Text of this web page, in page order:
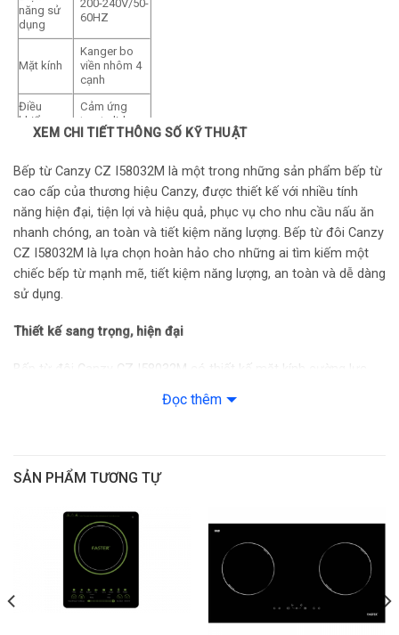
năng sử
dụng
200-240V/50-
60HZ
Mặt kính
Kanger bo
viền nhôm 4
cạnh
Điều
khiển
Cảm ứng
trượt slide
bếp
thước
cắt đá
690x 390mm
XEM CHI TIẾT THÔNG SỐ KỸ THUẬT
Bếp từ Canzy CZ I58032M là một trong những sản phẩm bếp từ
cao cấp của thương hiệu Canzy, được thiết kế với nhiều tính
năng hiện đại, tiện lợi và hiệu quả, phục vụ cho nhu cầu nấu ăn
nhanh chóng, an toàn và tiết kiệm năng lượng. Bếp từ đôi Canzy
CZ I58032M là lựa chọn hoàn hảo cho những ai tìm kiếm một
chiếc bếp từ mạnh mẽ, tiết kiệm năng lượng, an toàn và dễ dàng
sử dụng.
Thiết kế sang trọng, hiện đại
Bếp từ đôi Canzy CZ I58032M có thiết kế mặt kính cường lực
sau khi sử dụng. Kích thước bếp vừa phải, phù hợp với nhiều
Công suất mạnh mẽ
Bếp có tổng công suất lên đến 4000W, chia đều cho hai vùng
nấu, giúp việc nấu ăn trở nên nhanh chóng và tiết kiệm thời gian.
Công suất booster 2400W mạnh mẽ giúp đun nấu nhanh chóng,
không mất nhiều thời gian cho các món ăn yêu cầu nhiệt độ
cao như xào, chiên hay luộc.
Đọc thêm
SẢN PHẨM TƯƠNG TỰ